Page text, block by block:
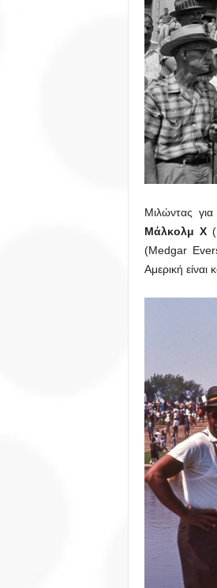
Μιλώντας
Μάλκολμ Χ
(Medgar
Αμερική